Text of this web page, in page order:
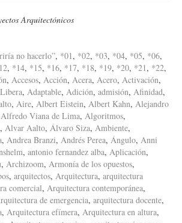
Arquitectónicos
no hacerlo”, *01 , *02, *03, *04, *05, *06,
, *14, *15, *16, *17, *18, *19, *20, *21 , *22,
, Accesos, Acción, Acera, Acero, Activación,
, Adaptable, Adición, admisión, Afinidad,
, Aire, Albert Eistein, Albert Kahn, Alejandro
Alfredo Viana de Lima, Algoritmos,
, Alvar Aalto, Álvaro Siza, Ambiente,
, Andrea Branzi, Andrés Perea, Ángulo, Anni
, antonio fernandez alba, Aplicación,
, Archizoom, Armonía de los opuestos,
, arquitectos, Arquitectura, arquitectura
comercial, Arquitectura contemporánea,
de emergencia, arquitectura docente,
, Arquitectura efímera, Arquitectura en altura,